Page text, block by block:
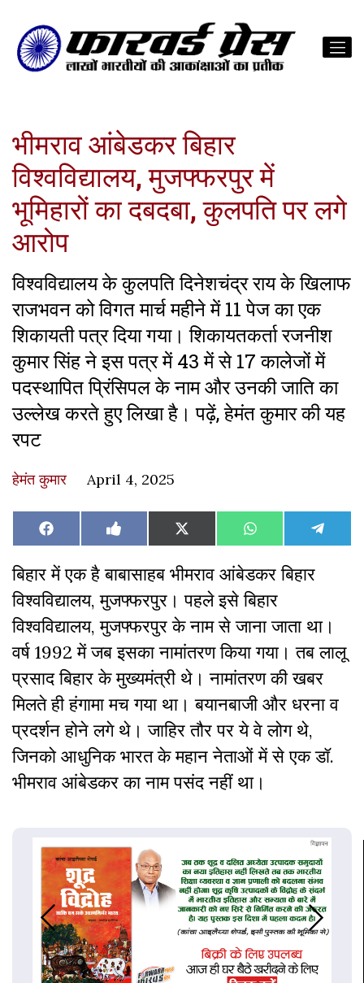
भीमराव आंबेडकर बिहार
विश्वविद्यालय, मुजफ्फरपुर में
भूमिहारों का दबदबा, कुलपति पर लगे
आरोप
विश्वविद्यालय के कुलपति दिनेशचंद्र राय के खिलाफ
राजभवन को विगत मार्च महीने में 11 पेज का एक
शिकायती पत्र दिया गया। शिकायतकर्ता रजनीश
कुमार सिंह ने इस पत्र में 43 में से 17 कालेजों में
पदस्थापित प्रिंसिपल के नाम और उनकी जाति का
उल्लेख करते हुए लिखा है। पढ़ें, हेमंत कुमार की यह
रपट
हेमंत कुमार April 4, 2025
Share
on
Facebook Share
on
Like
on
Share
on
X
(Twitter)
Share
on
WhatsAppShare
on
बिहार में एक है बाबासाहब भीमराव आंबेडकर बिहार
विश्वविद्यालय, मुजफ्फरपुर। पहले इसे बिहार
विश्वविद्यालय, मुजफ्फरपुर के नाम से जाना जाता था।
वर्ष 1992 में जब इसका नामांतरण किया गया। तब लालू
प्रसाद बिहार के मुख्यमंत्री थे। नामांतरण की खबर
मिलते ही हंगामा मच गया था। बयानबाजी और धरना व
प्रदर्शन होने लगे थे। जाहिर तौर पर ये वे लोग थे,
जिनको आधुनिक भारत के महान नेताओं में से एक डॉ.
भीमराव आंबेडकर का नाम पसंद नहीं था।